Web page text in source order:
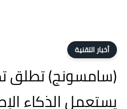
أخبار التقنية
(سامسونج) تطلق
يستعمل الذكاء